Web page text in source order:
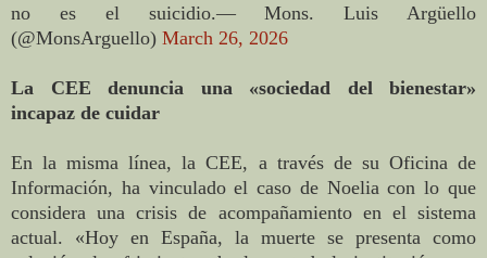
no es el suicidio.— Mons. Luis Argüello
(@MonsArguello) March 26, 2026
La CEE denuncia una «sociedad del bienestar»
incapaz de cuidar
En la misma línea, la CEE, a través de su Oficina de
Información, ha vinculado el caso de Noelia con lo que
considera una crisis de acompañamiento en el sistema
actual. «Hoy en España, la muerte se presenta como